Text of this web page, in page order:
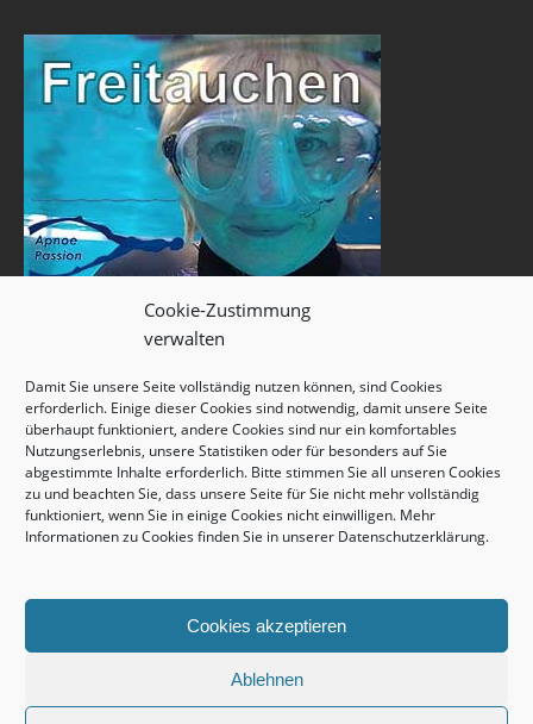
Cookie-Zustimmung
verwalten
Damit Sie unsere Seite vollständig nutzen können, sind Cookies
erforderlich. Einige dieser Cookies sind notwendig, damit unsere Seite
überhaupt funktioniert, andere Cookies sind nur ein komfortables
Nutzungserlebnis, unsere Statistiken oder für besonders auf Sie
abgestimmte Inhalte erforderlich. Bitte stimmen Sie all unseren Cookies
zu und beachten Sie, dass unsere Seite für Sie nicht mehr vollständig
funktioniert, wenn Sie in einige Cookies nicht einwilligen. Mehr
Informationen zu Cookies finden Sie in unserer Datenschutzerklärung.
Cookies akzeptieren
Ablehnen